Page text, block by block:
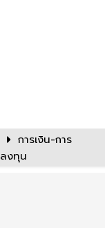
การเงิน-การ
ลงทุน